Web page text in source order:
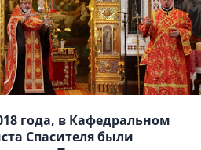
года, в Кафедральном
Спасителя были